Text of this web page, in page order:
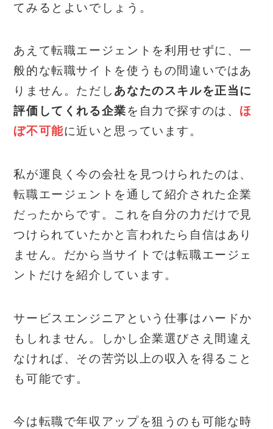
てみるとよいでしょう。
あえて転職エージェントを利用せずに、一
般的な転職サイトを使うもの間違いではあ
りません。ただし あなたのスキルを正当に
評価してくれる企業を自力で探すのは、 ほ
ぼ不可能に近いと思っています。
私が運良く今の会社を見つけられたのは、
転職エージェントを通して紹介された企業
だったからです。これを自分の力だけで見
つけられていたかと言われたら自信はあり
ません。だから当サイトでは転職エージェ
ントだけを紹介しています。
サービスエンジニアという仕事はハードか
もしれません。しかし企業選びさえ間違え
なければ、その苦労以上の収入を得ること
も可能です。
今は転職で年収アップを狙うのも可能な時